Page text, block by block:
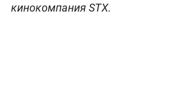
кинокомпания STX.